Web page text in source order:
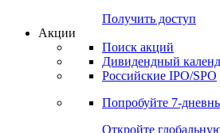
Попробуйте7-
Откройте
Получить доступ
Акции
Поиск акций
Дивидендный
Российские IPO/SPO